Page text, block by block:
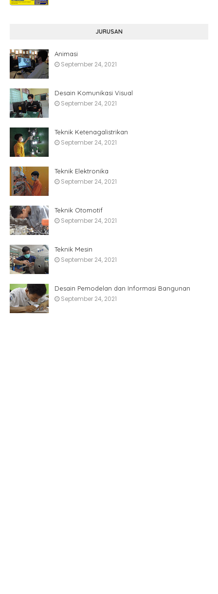
JURUSAN
Animasi
September 24, 2021
Desain Komunikasi Visual
September 24, 2021
Teknik Ketenagalistrikan
September 24, 2021
Teknik Elektronika
September 24, 2021
Teknik Otomotif
September 24, 2021
Teknik Mesin
September 24, 2021
Desain Pemodelan dan Informasi Bangunan
September 24, 2021